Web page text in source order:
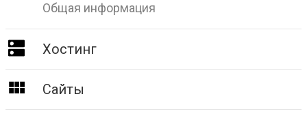
Общая информация
Хостинг
Сайты